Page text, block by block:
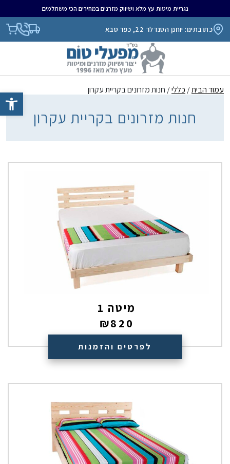
פתח סרגל
נגריית מיטות עץ מלא ושיווק מזרנים במחירים הכי משתלמים
כתובתינו: יוחנן הסנדלר 22, כפר סבא
עמוד הבית/ כללי/ חנות מזרונים בקריית עקרון
חנות מזרונים בקריית עקרון
מיטה 1
₪820
לפרטים והזמנות